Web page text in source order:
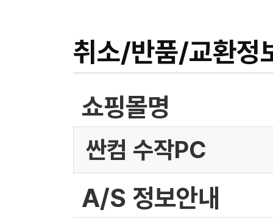
취소/반품/교환정
쇼핑몰명
싼컴 수작PC
A/S 정보안내